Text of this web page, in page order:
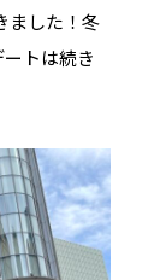
ました！冬
トは続き